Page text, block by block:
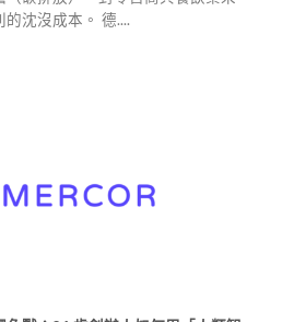
沈沒成本。 德....